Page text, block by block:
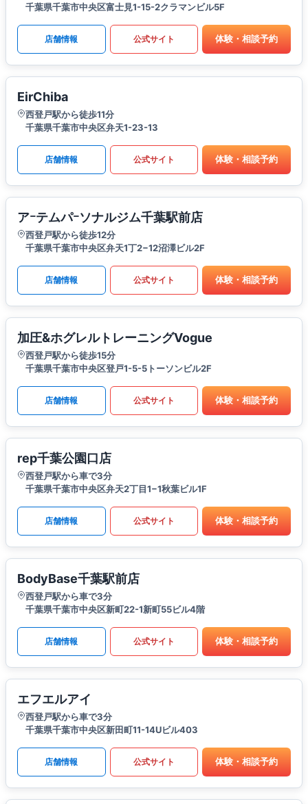
千葉県千葉市中央区富士見1-15-2クラマンビル5F
店舗情報 公式サイト 体験・相談予約
EirChiba
西登戸駅から徒歩11分
千葉県千葉市中央区弁天1-23-13​
店舗情報 公式サイト 体験・相談予約
アｰテムパｰソナルジム千葉駅前店
西登戸駅から徒歩12分
千葉県千葉市中央区弁天1丁2−12沼澤ビル2F
店舗情報 公式サイト 体験・相談予約
加圧&ホグレルトレーニングVogue
西登戸駅から徒歩15分
千葉県千葉市中央区登戸1-5-5トーソンビル2F
店舗情報 公式サイト 体験・相談予約
rep千葉公園口店
西登戸駅から車で3分
千葉県千葉市中央区弁天2丁目1−1秋葉ビル1F
店舗情報 公式サイト 体験・相談予約
BodyBase千葉駅前店
西登戸駅から車で3分
千葉県千葉市中央区新町22-1新町55ビル4階
店舗情報 公式サイト 体験・相談予約
エフエルアイ
西登戸駅から車で3分
千葉県千葉市中央区新田町11-14Uビル403
店舗情報 公式サイト 体験・相談予約